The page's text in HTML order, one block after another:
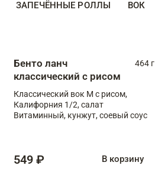
ЗАПЕЧЁННЫЕ РОЛЛЫ ВОК
Бенто ланч
классический с рисом
464 г
Классический вок М с рисом,
Калифорния 1/2, салат
Витаминный, кунжут, соевый соус
549 ₽ В корзину